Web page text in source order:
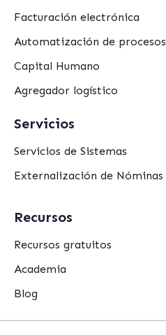
Facturación electrónica
Automatización de procesos
Capital Humano
Agregador logístico
Servicios
Servicios de Sistemas
Externalización de Nóminas
Recursos
Recursos gratuitos
Academia
Blog